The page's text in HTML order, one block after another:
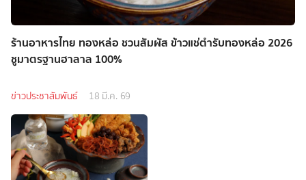
ร้านอาหารไทย ทองหล่อ ชวนสัมผัส ข้าวแช่ตำรับทองหล่อ 2026
ชูมาตรฐานฮาลาล 100%
ข่าวประชาสัมพันธ์ 18 มี.ค. 69